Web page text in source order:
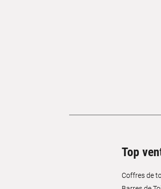
Top
Coffres de